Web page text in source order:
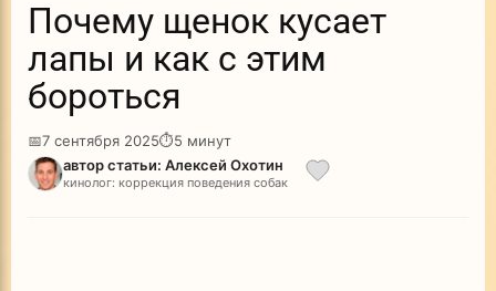
Почему щенок кусает
лапы и как с этим
бороться
📅7 сентября 2025⏱5 минут
автор статьи: Алексей Охотин
кинолог: коррекция поведения собак